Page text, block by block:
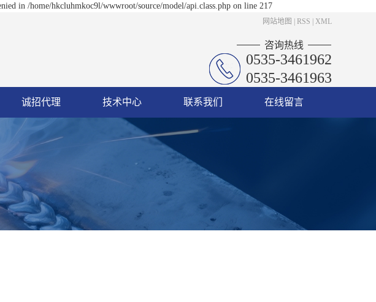
in /home/hkcluhmkoc9l/wwwroot/source/model/api.class.php on line 217
网站地图 RSS XML
咨询热线
0535-3461962
0535-3461963
诚招代理 技术中心 联系我们 在线留言